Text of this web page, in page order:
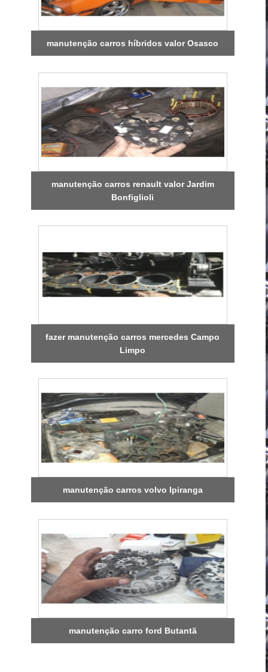
manutenção carros híbridos valor Osasco
manutenção carros renault valor Jardim
Bonfiglioli
fazer manutenção carros mercedes Campo
Limpo
manutenção carros volvo Ipiranga
manutenção carro ford Butantã